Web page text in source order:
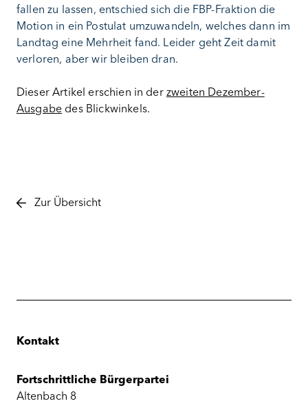
fallen zu lassen, entschied sich die FBP-Fraktion die
Motion in ein Postulat umzuwandeln, welches dann im
Landtag eine Mehrheit fand. Leider geht Zeit damit
verloren, aber wir bleiben dran.
Dieser Artikel erschien in der zweiten Dezember-
Ausgabe des Blickwinkels.
Zur Übersicht
Kontakt
Fortschrittliche Bürgerpartei
Altenbach 8